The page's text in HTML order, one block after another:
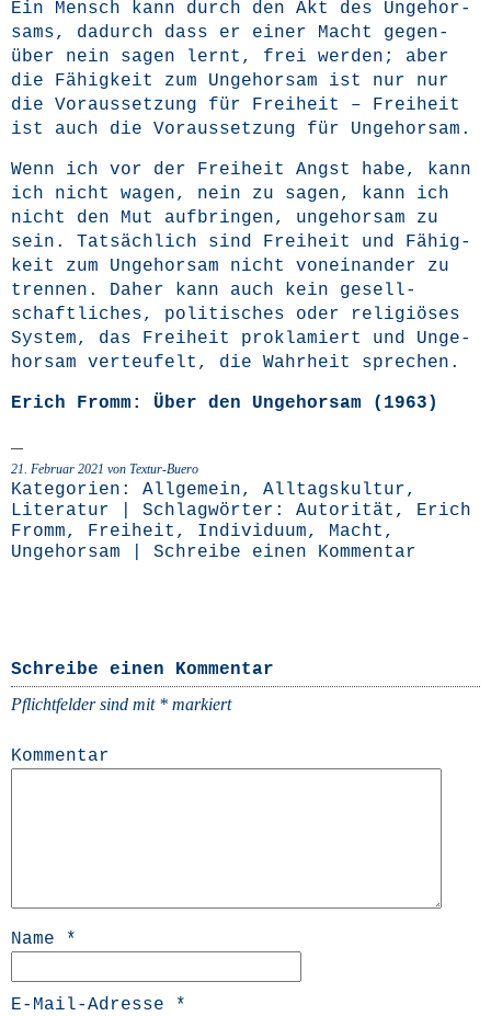
Ein Mensch kann durch den Akt des Unge­hor­
sams, dadurch dass er einer Macht gegen­
über nein sagen lernt, frei wer­den; aber
die Fähig­keit zum Unge­hor­sam ist nur nur
die Vor­aus­set­zung für Frei­heit – Frei­heit
ist auch die Vor­aus­set­zung für Ungehorsam.
Wenn ich vor der Frei­heit Angst habe, kann
ich nicht wagen, nein zu sagen, kann ich
nicht den Mut auf­brin­gen, unge­hor­sam zu
sein. Tat­säch­lich sind Frei­heit und Fähig­
keit zum Unge­hor­sam nicht von­ein­an­der zu
tren­nen. Daher kann auch kein gesell­
schaft­li­ches, poli­ti­sches oder reli­giö­ses
Sys­tem, das Frei­heit pro­kla­miert und Unge­
hor­sam ver­teu­felt, die Wahr­heit sprechen.
Erich Fromm: Über den Unge­hor­sam (1963)
21. Februar 2021 von Textur-Buero
Kategorien: Allgemein, Alltagskultur,
Literatur | Schlagwörter: Autorität , Erich
Fromm, Freiheit , Individuum, Macht ,
Ungehorsam
Schreibe einen Kommentar
Schreibe einen Kommentar
Pflichtfelder sind mit * markiert
Kommentar
Name *
E-Mail-Adresse *